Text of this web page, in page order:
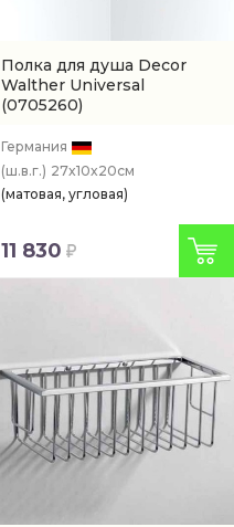
Полка для душа Decor
Walther Universal
(0705260)
Германия
(ш.в.г.) 27x10x20см
(матовая, угловая)
11 830